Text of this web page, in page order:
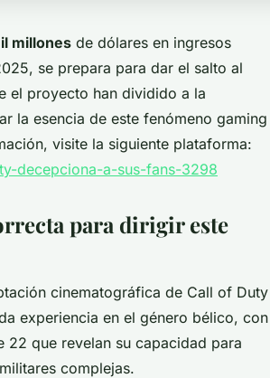
millones de dólares en ingresos
se prepara para dar el salto al
el proyecto han dividido a la
la esencia de este fenómeno gaming
visite la siguiente plataforma:
decepciona-a-sus-fans-3298
para dirigir este
cinematográfica de Call of Duty
experiencia en el género bélico, con
que revelan su capacidad para
complejas.